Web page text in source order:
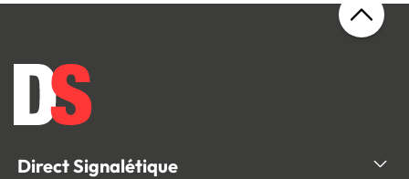
Direct Signalétique